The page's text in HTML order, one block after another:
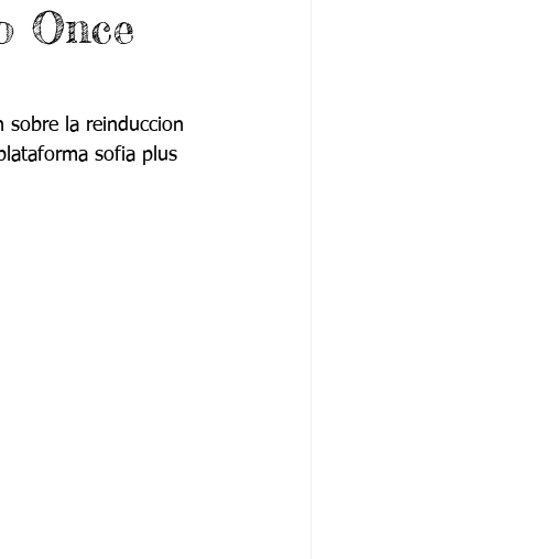
Once
sobre la reinduccion
sofia plus